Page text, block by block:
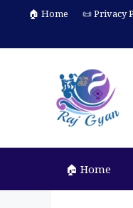
content
🏠 Home 📜 Privacy
🏠 Home